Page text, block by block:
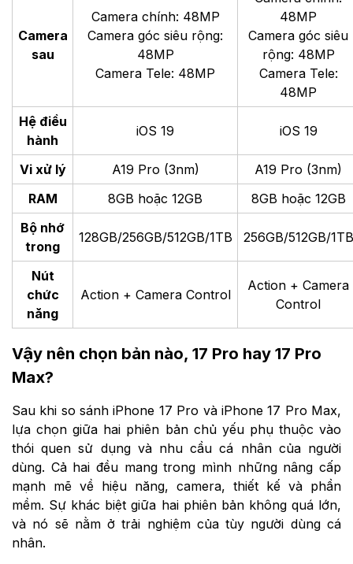
Camera
sau
Camera chính: 48MP
Camera góc siêu rộng:
48MP
Camera Tele: 48MP
48MP
Camera góc siêu
rộng: 48MP
Camera Tele:
48MP
Hệ điều
hành
iOS 19 iOS 19
Vi xử lý A19 Pro (3nm) A19 Pro (3nm)
RAM
8GB hoặc 12GB
8GB hoặc 12GB
Bộ nhớ
trong
128GB/256GB/512GB/1TB 256GB/512GB/1TB
Nút
chức
năng
Action + Camera Control
Action + Camera
Control
Vậy nên chọn bản nào, 17 Pro hay 17 Pro
Max?
Sau khi so sánh iPhone 17 Pro và iPhone 17 Pro Max,
lựa chọn giữa hai phiên bản chủ yếu phụ thuộc vào
thói quen sử dụng và nhu cầu cá nhân của người
dùng. Cả hai đều mang trong mình những nâng cấp
mạnh mẽ về hiệu năng, camera, thiết kế và phần
mềm. Sự khác biệt giữa hai phiên bản không quá lớn,
và nó sẽ nằm ở trải nghiệm của tùy người dùng cá
nhân.